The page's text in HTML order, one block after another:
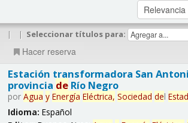
| | Seleccionar títulos para:
Hacer reserva
Estación transformadora San
provincia deRío Negro
por Agua y Energía Eléctrica, Sociedad del
Idioma: Español